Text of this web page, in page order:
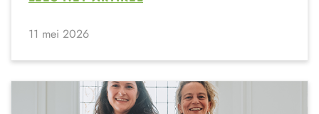
11 mei 2026